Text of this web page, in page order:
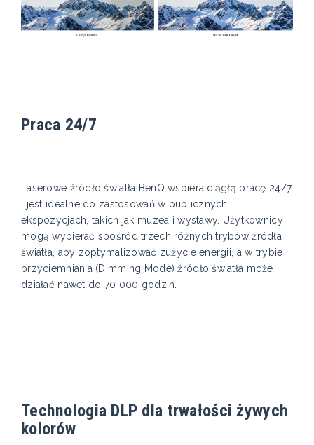
Praca 24/7
Laserowe źródło światła BenQ wspiera ciągłą pracę 24/7
i jest idealne do zastosowań w publicznych
ekspozycjach, takich jak muzea i wystawy. Użytkownicy
mogą wybierać spośród trzech różnych trybów źródła
światła, aby zoptymalizować zużycie energii, a w trybie
przyciemniania (Dimming Mode) źródło światła może
działać nawet do 70 000 godzin.
Technologia DLP dla trwałości żywych
kolorów